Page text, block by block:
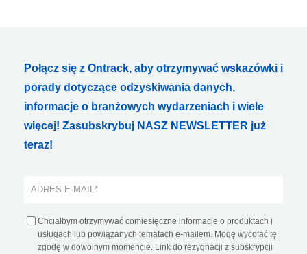
Połącz się z Ontrack, aby otrzymywać wskazówki i
porady dotyczące odzyskiwania danych,
informacje o branżowych wydarzeniach i wiele
więcej! Zasubskrybuj NASZ NEWSLETTER już
teraz!
Chciałbym otrzymywać comiesięczne informacje o produktach i
usługach lub powiązanych tematach e-mailem. Mogę wycofać tę
zgodę w dowolnym momencie. Link do rezygnacji z subskrypcji